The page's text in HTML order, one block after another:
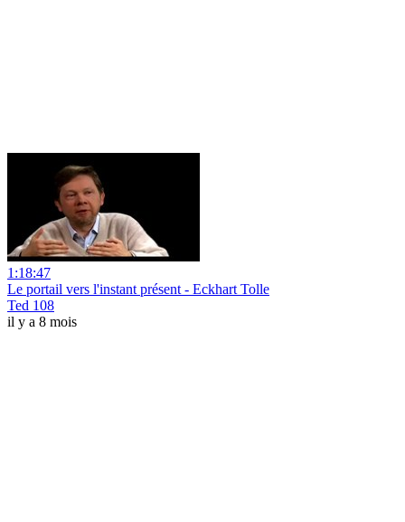
1:18:47
Le portail vers l'instant présent - Eckhart Tolle
Ted 108
il y a 8 mois